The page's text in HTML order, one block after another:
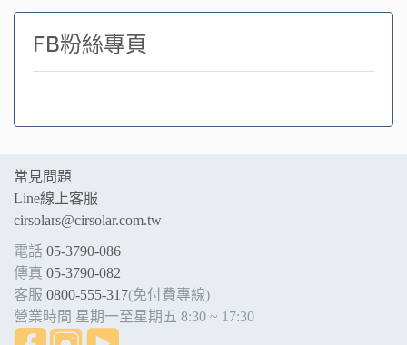
FB粉絲專頁
常見問題
Line線上客服
cirsolars@cirsolar.com.tw
電話 05-3790-086
傳真 05-3790-082
客服 0800-555-317(免付費專線)
營業時間 星期一至星期五 8:30 ~ 17:30